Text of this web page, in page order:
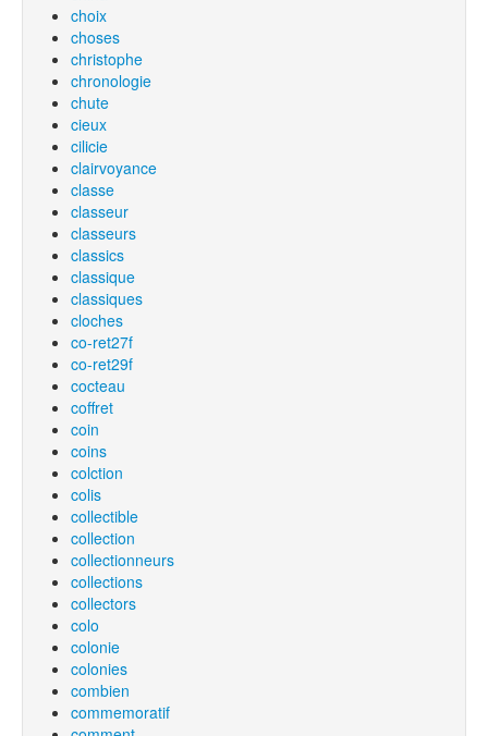
choix
choses
christophe
chronologie
chute
cieux
cilicie
clairvoyance
classe
classeur
classeurs
classics
classique
classiques
cloches
co-ret27f
co-ret29f
cocteau
coffret
coin
coins
colction
colis
collectible
collection
collectionneurs
collections
collectors
colo
colonie
colonies
combien
commemoratif